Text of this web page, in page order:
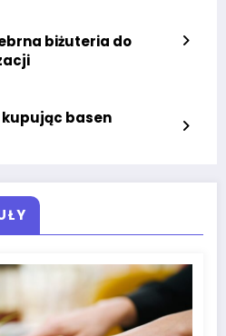
biżuteria do
kupując basen